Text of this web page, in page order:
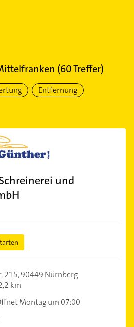
(60Treffer)
Entfernung
und
215,90449 Nürnberg
km
Montag um 07:00